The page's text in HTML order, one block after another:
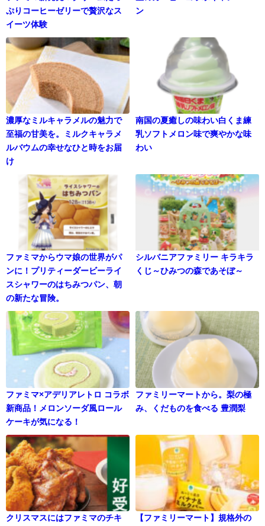
ぷりコーヒーゼリーで贅沢なス
イーツ体験
ン
濃厚なミルキャラメルの魅力で
至福の甘美を。ミルクキャラメ
ルバウムの幸せなひと時をお届
け
南国の夏癒しの味わい白くま練
乳ソフトメロン味で爽やかな味
わい
ファミマからウマ娘の世界がパ
ンに！プリティーダービーライ
スシャワーのはちみつパン、朝
の新たな冒険。
シルバニアファミリー キラキラ
くじ～ひみつの森であそぼ～
ファミマ×アデリアレトロ コラボ
新商品！メロンソーダ風ロール
ケーキが気になる！
ファミリーマートから。梨の極
み、くだものを食べる 豊潤梨
クリスマスにはファミマのチキ
【ファミリーマート】規格外の